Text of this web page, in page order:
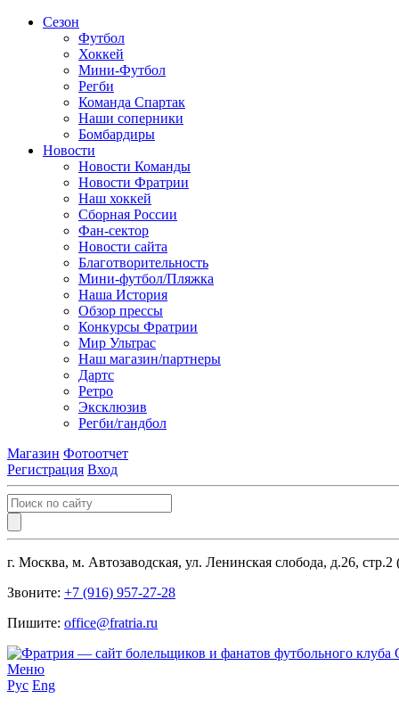
Сезон
Футбол
Хоккей
Мини-Футбол
Регби
Команда Спартак
Наши соперники
Бомбардиры
Новости
Новости Команды
Новости Фратрии
Наш хоккей
Сборная России
Фан-cектор
Новости сайта
Благотворительность
Мини-футбол/Пляжка
Наша История
Обзор прессы
Конкурсы Фратрии
Мир Ультрас
Наш магазин/партнеры
Дартс
Ретро
Эксклюзив
Регби/гандбол
Магазин Фотоотчет
Регистрация Вход
г. Москва, м. Автозаводская, ул. Ленинская слобода, д.26,
Звоните: +7 (916) 957-27-28
Пишите: office@fratria.ru
Меню
Рус Eng